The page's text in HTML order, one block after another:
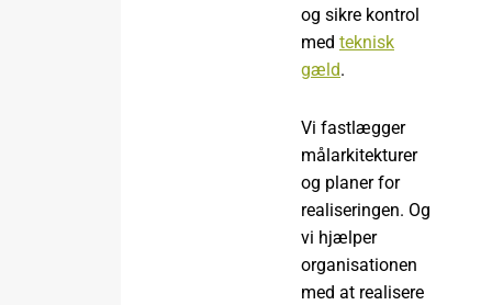
og sikre kontrol
med teknisk
gæld.
Vi fastlægger
målarkitekturer
og planer for
realiseringen. Og
vi hjælper
organisationen
med at realisere